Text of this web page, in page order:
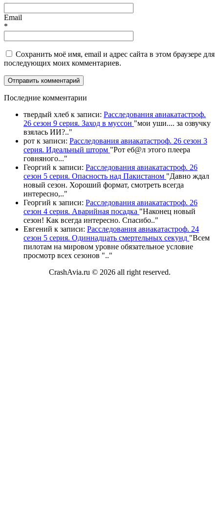
Email
*
Сохранить моё имя, email и адрес сайта в этом браузере для
последующих моих комментариев.
Последние комментарии
твердый хлеб к записи: Расследования авиакатастроф.
26 сезон 9 серия. Заход в муссон "мои уши.... за озвучку
взялась ИИ?.."
рот к записи: Расследования авиакатастроф. 26 сезон 3
серия. Идеальный шторм "Рот еб@л этого плеера
говняного..."
Георгий к записи: Расследования авиакатастроф. 26
сезон 5 серия. Опасность над Пакистаном "Давно ждал
новый сезон. Хороший формат, смотреть всегда
интересно,.."
Георгий к записи: Расследования авиакатастроф. 26
сезон 4 серия. Аварийная посадка "Наконец новый
сезон! Как всегда интересно. Спасибо.."
Евгений к записи: Расследования авиакатастроф. 24
сезон 5 серия. Одиннадцать смертельных секунд "Всем
пилотам на мировом уровне обязательное условие
просмотр всех сезонов ".."
CrashAvia.ru © 2026 all right reserved.